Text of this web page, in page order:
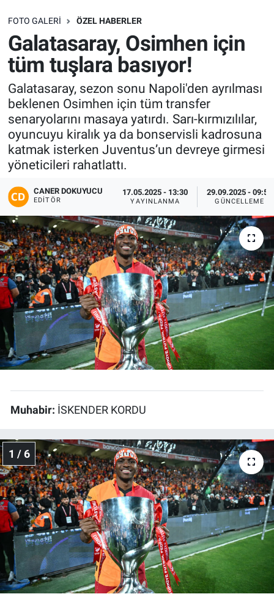
FOTO GALERI ÖZEL HABERLER
Galatasaray, Osimhen için
tüm tuşlara basıyor!
Galatasaray, sezon sonu Napoli'den ayrılması
beklenen Osimhen için tüm transfer
senaryolarını masaya yatırdı. Sarı-kırmızılılar,
oyuncuyu kiralık ya da bonservisli kadrosuna
katmak isterken Juventus’un devreye girmesi
yöneticileri rahatlattı.
CANER DOKUYUCU
EDITÖR
17.05.2025 - 13:30
YAYINLANMA
29.09.2025 - 09:54
GÜNCELLEME
Muhabir: İSKENDER KORDU
1 / 6
SAĞLIK
EKONOMİ
EĞİTİM
ÖZEL HABER
Keşfet
RESMİ İLANLAR
İLAN
Bize ulaşın
İletişim/Künye
Yaşam